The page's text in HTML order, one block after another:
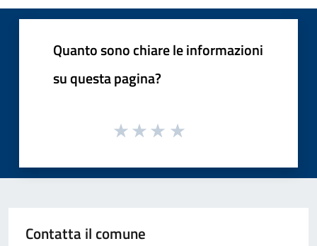
Quanto sono chiare le informazioni
su questa pagina?
Contatta il comune